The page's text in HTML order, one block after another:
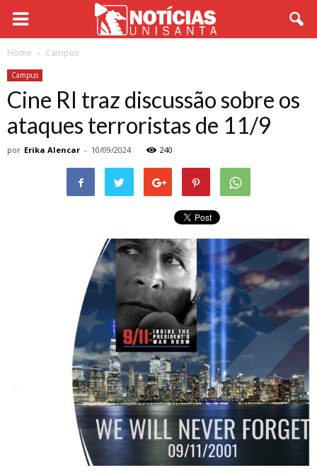
Home Campus
Campus
Cine RI traz discussão sobre os
ataques terroristas de 11/9
por Erika Alencar - 10/09/2024 240